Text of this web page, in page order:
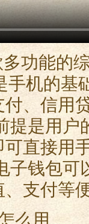
功能的
手机的基
、信用
提是用
直接用
子钱包可
支付等